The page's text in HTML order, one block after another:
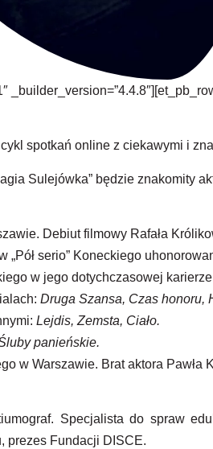
spotkań online z ciekawymi i
Sulejówka” będzie znakomity
Debiut filmowy Rafała
„Pół serio” Koneckiego
w jego dotychczasowej
Druga Szansa, Czas honoru,
Lejdis, Zemsta, Ciało.
panieńskie.
w Warszawie. Brat aktora
Specjalista do spraw
prezes Fundacji DISCE.